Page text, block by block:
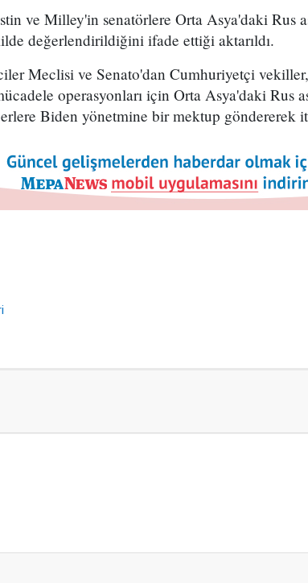
ve Milley'in senatörlere Orta Asya'daki Rus
değerlendirildiğini ifade ettiği aktarıldı.
Meclisi ve Senato'dan Cumhuriyetçi
operasyonları için Orta Asya'daki Rus
Biden yönetmine bir mektup göndererek